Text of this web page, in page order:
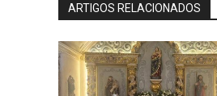
ARTIGOS RELACIONADOS